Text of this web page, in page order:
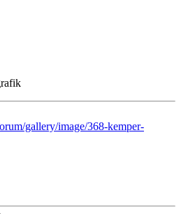
gallery/image/368-kemper-